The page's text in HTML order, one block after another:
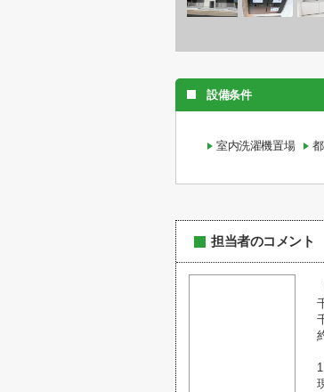
設備条件
室内洗濯機置場
担当者のコメント